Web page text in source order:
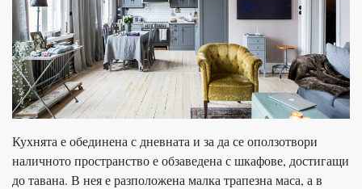
Кухнята е обединена с дневната и за да се оползотвори
наличното пространство е обзаведена с шкафове, достигащи
до тавана. В нея е разположена малка трапезна маса, а в